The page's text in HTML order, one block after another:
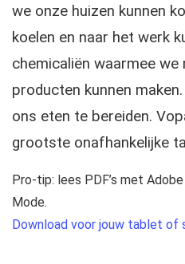
we onze huizen kunnen
koelen en naar het werk
chemicaliën waarmee
producten kunnen
ons eten te bereiden.
grootste onafhankelijke
Pro-tip: lees PDF’s met
Mode.
Download voor jouw tablet of